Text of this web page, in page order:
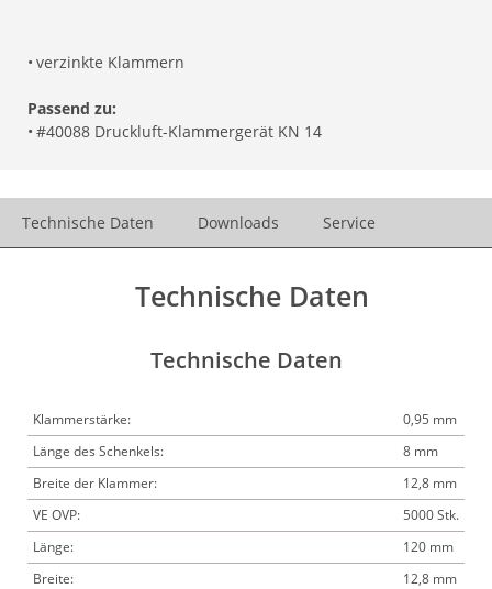
• verzinkte Klammern
Passend zu:
• #40088 Druckluft-Klammergerät KN 14
Technische Daten Downloads Service
Technische Daten
Technische Daten
Klammerstärke:
0,95 mm
Länge des Schenkels:
8 mm
Breite der Klammer:
12,8 mm
VE OVP:
5000 Stk.
Länge:
120 mm
Breite:
12,8 mm